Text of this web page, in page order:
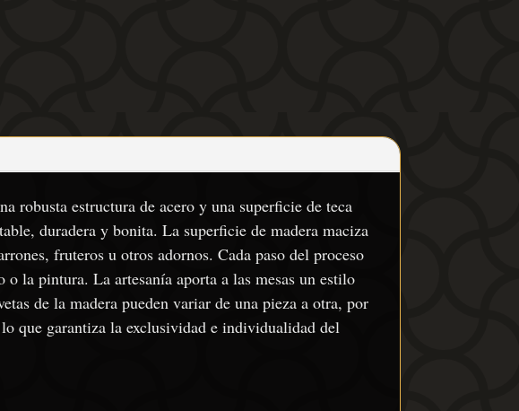
robusta estructura de acero y una superficie de teca
duradera y bonita. La superficie de madera maciza
fruteros u otros adornos. Cada paso del proceso
la pintura. La artesanía aporta a las mesas un estilo
de la madera pueden variar de una pieza a otra, por
que garantiza la exclusividad e individualidad del